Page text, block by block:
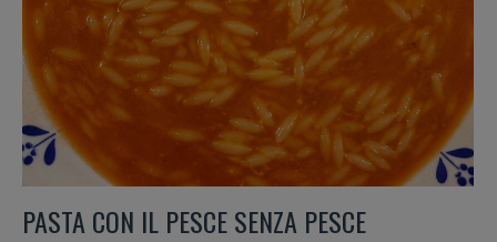
PASTA CON IL PESCE SENZA PESCE